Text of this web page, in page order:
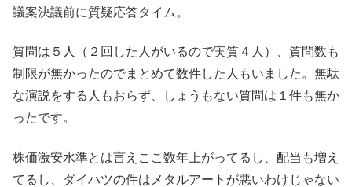
議案決議前に質疑応答タイム。
質問は５人（２回した人がいるので実質４人）、質問数も
制限が無かったのでまとめて数件した人もいました。無駄
な演説をする人もおらず、しょうもない質問は１件も無か
ったです。
株価激安水準とは言えここ数年上がってるし、配当も増え
てるし、ダイハツの件はメタルアートが悪いわけじゃない